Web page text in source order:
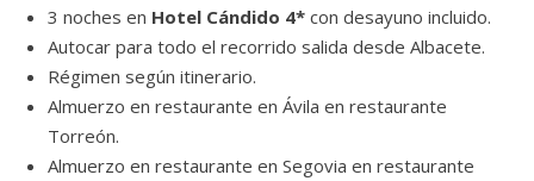
3 noches en Hotel Cándido 4* con desayuno incluido.
Autocar para todo el recorrido salida desde Albacete.
Régimen según itinerario.
Almuerzo en restaurante en Ávila en restaurante
Torreón.
Almuerzo en restaurante en Segovia en restaurante